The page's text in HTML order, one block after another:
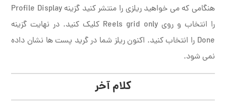
هنگامی که می خواهید ریلزی را منتشر کنید گزینه Profile Display
را انتخاب و روی Reels grid only کلیک کنید. در نهایت گزینه
Done را انتخاب کنید. اکنون ریلز شما در گرید پست ها نشان داده
نمی شود.
کلام آخر